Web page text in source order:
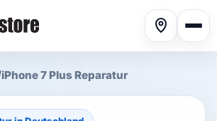
iPhone 7 Plus Reparatur